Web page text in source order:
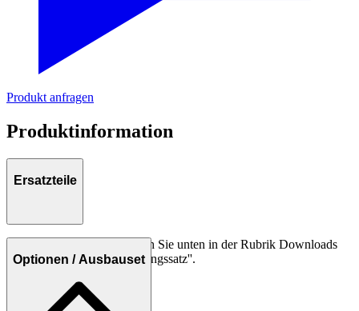
Produkt anfragen
Produktinformation
Ersatzteile
Weitere Informationen finden Sie unten in der Rubrik Downloads
unter ''Ersatzteilliste / Dichtungssatz''.
Optionen / Ausbauset